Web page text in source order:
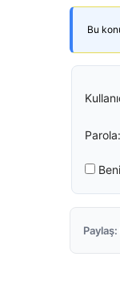
Bu
Parola:
Paylaş: